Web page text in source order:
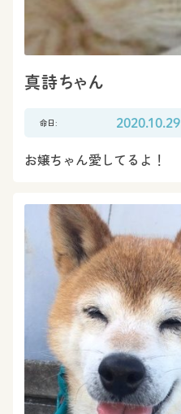
真詩ちゃん
命日: 2020.10.29
お嬢ちゃん愛してるよ！